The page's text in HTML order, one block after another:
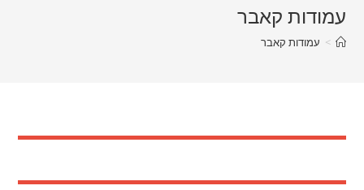
עמודות קאבר
> עמודות קאבר